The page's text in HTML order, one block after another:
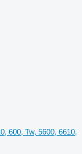
600, Tw, 5600, 6610,